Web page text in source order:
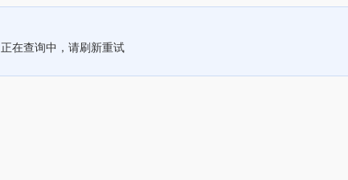
正在查询中，请刷新重试